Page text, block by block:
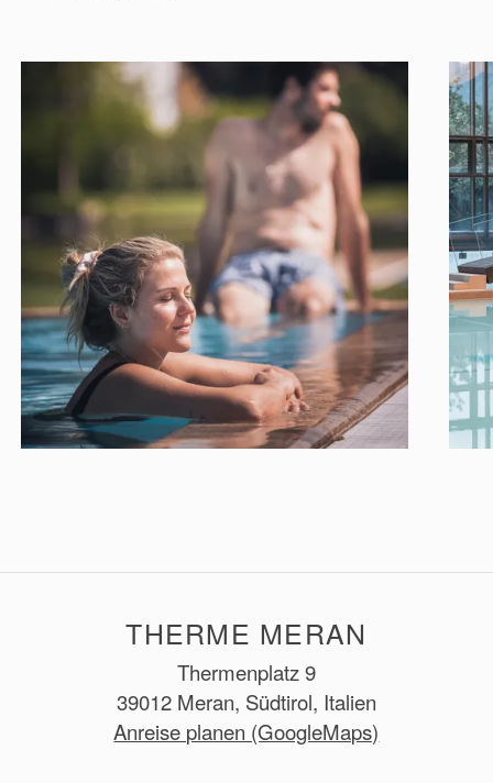
Thermenplatz 9
39012 Meran, Südtirol, Italien
Anreise planen (GoogleMaps)
THERME MERAN